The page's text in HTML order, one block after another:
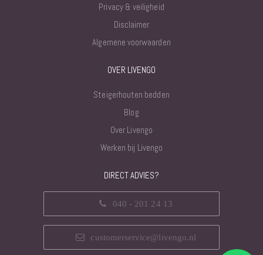
Privacy & veiligheid
Disclaimer
Algemene voorwaarden
OVER LIVENGO
Steigerhouten bedden
Blog
Over Livengo
Werken bij Livengo
DIRECT ADVIES?
040 - 201 24 13
customerservice@livengo.nl